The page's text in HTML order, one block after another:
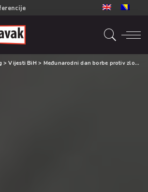
cilj BiH/CG
cilj SRB
goal ENG
cilj 2
>Vijesti BiH > Međunarodni dan borbe protiv zloupotrebe droga i nezakonitog prometa drogama